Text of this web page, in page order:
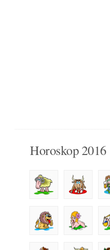
Horoskop 2016